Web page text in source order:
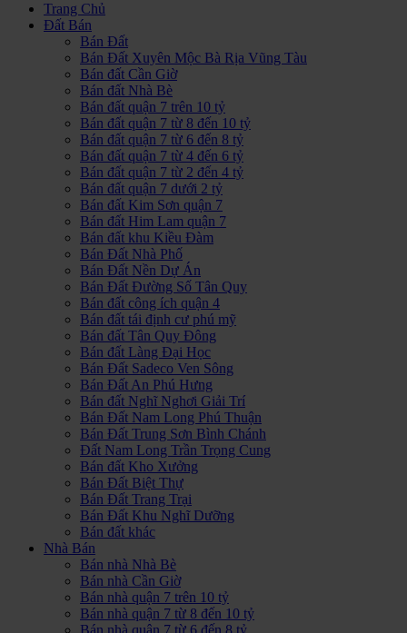
Trang Chủ
Đất Bán
Bán Đất
Bán Đất Xuyên Mộc Bà Rịa Vũng Tàu
Bán đất Cần Giờ
Bán đất Nhà Bè
Bán đất quận 7 trên 10 tỷ
Bán đất quận 7 từ 8 đến 10 tỷ
Bán đất quận 7 từ 6 đến 8 tỷ
Bán đất quận 7 từ 4 đến 6 tỷ
Bán đất quận 7 từ 2 đến 4 tỷ
Bán đất quận 7 dưới 2 tỷ
Bán đất Kim Sơn quận 7
Bán đất Him Lam quận 7
Bán đất khu Kiều Đàm
Bán Đất Nhà Phố
Bán Đất Nền Dự Án
Bán Đất Đường Số Tân Quy
Bán đất công ích quận 4
Bán đất tái định cư phú mỹ
Bán đất Tân Quy Đông
Bán đất Làng Đại Học
Bán Đất Sadeco Ven Sông
Bán Đất An Phú Hưng
Bán đất Nghĩ Nghơi Giải Trí
Bán Đất Nam Long Phú Thuận
Bán Đất Trung Sơn Bình Chánh
Đất Nam Long Trần Trọng Cung
Bán đất Kho Xưởng
Bán Đất Biệt Thự
Bán Đất Trang Trại
Bán Đất Khu Nghĩ Dưỡng
Bán đất khác
Nhà Bán
Bán nhà Nhà Bè
Bán nhà Cần Giờ
Bán nhà quận 7 trên 10 tỷ
Bán nhà quận 7 từ 8 đến 10 tỷ
Bán nhà quận 7 từ 6 đến 8 tỷ